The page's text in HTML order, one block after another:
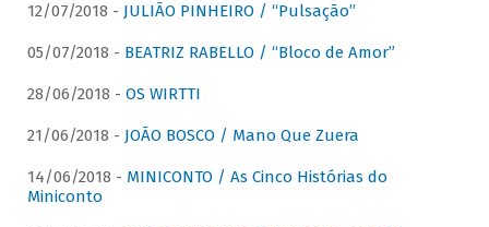
12/07/2018 - JULIÃO PINHEIRO / “Pulsação”
05/07/2018 - BEATRIZ RABELLO / “Bloco de Amor”
28/06/2018 - OS WIRTTI
21/06/2018 - JOÃO BOSCO / Mano Que Zuera
14/06/2018 - MINICONTO / As Cinco Histórias do
Miniconto